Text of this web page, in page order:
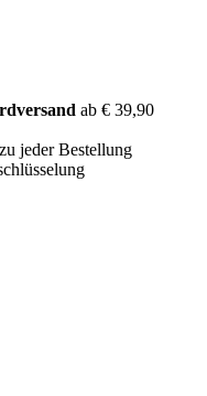
ab € 39,90
zu jeder Bestellung